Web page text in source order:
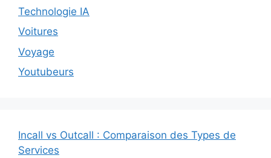
Technologie IA
Voitures
Voyage
Youtubeurs
Incall vs Outcall : Comparaison des Types de
Services